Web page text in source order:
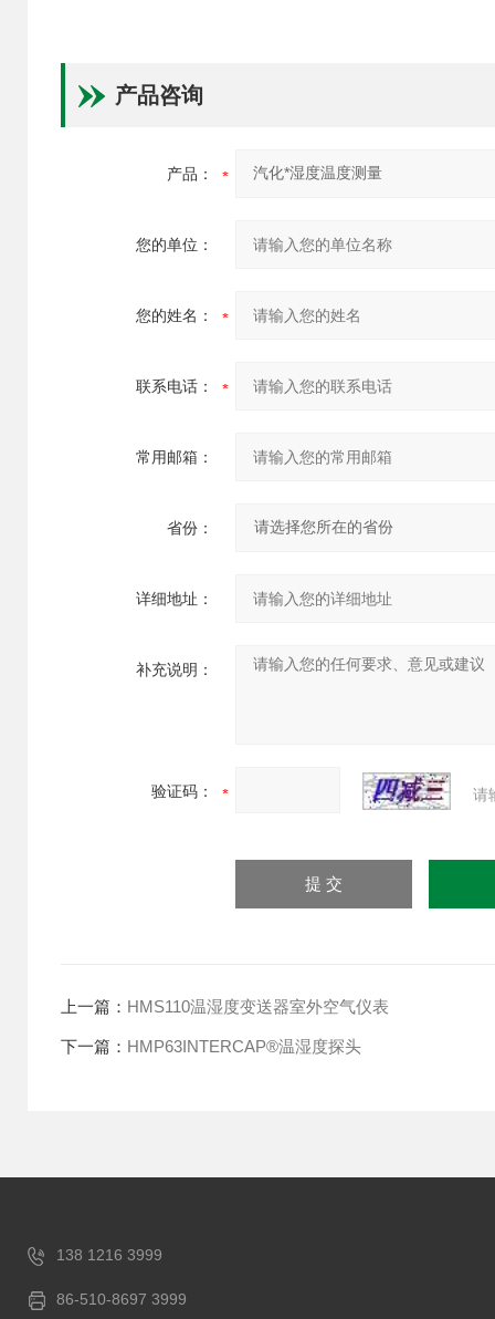
产品咨询
产品：
您的单位：
您的姓名：
联系电话：
常用邮箱：
省份：
详细地址：
补充说明：
验证码： 请
上一篇： HMS110温湿度变送器室外空气仪表
下一篇： HMP63INTERCAP®温湿度探头
138 1216 3999
86-510-8697 3999